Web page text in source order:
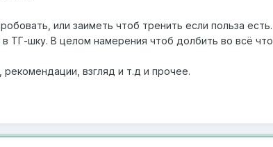
или заиметь чтоб тренить если польза
в ТГ-шку. В целом намерения чтоб долбить во всё
взгляд и т.д и прочее.